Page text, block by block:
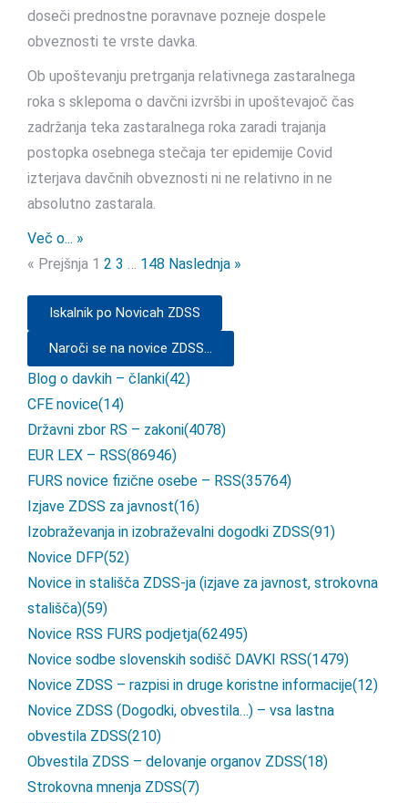
doseči prednostne poravnave pozneje dospele
obveznosti te vrste davka.
Ob upoštevanju pretrganja relativnega zastaralnega
roka s sklepoma o davčni izvršbi in upoštevajoč čas
zadržanja teka zastaralnega roka zaradi trajanja
postopka osebnega stečaja ter epidemije Covid
izterjava davčnih obveznosti ni ne relativno in ne
absolutno zastarala.
Več o... »
« Prejšnja 1 2 3 148 Naslednja »
Iskalnik po Novicah ZDSS
Naroči se na novice ZDSS...
Blog o davkih – članki(42)
CFE novice(14)
Državni zbor RS – zakoni(4078)
EUR LEX – RSS(86946)
FURS novice fizične osebe – RSS(35764)
Izjave ZDSS za javnost(16)
Izobraževanja in izobraževalni dogodki ZDSS(91)
Novice DFP(52)
Novice in stališča ZDSS-ja (izjave za javnost, strokovna
stališča)(59)
Novice RSS FURS podjetja(62495)
Novice sodbe slovenskih sodišč DAVKI RSS(1479)
Novice ZDSS – razpisi in druge koristne informacije(12)
Novice ZDSS (Dogodki, obvestila…) – vsa lastna
obvestila ZDSS(210)
Obvestila ZDSS – delovanje organov ZDSS(18)
Strokovna mnenja ZDSS(7)